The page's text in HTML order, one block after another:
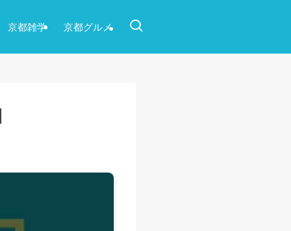
京都雑学 京都グルメ